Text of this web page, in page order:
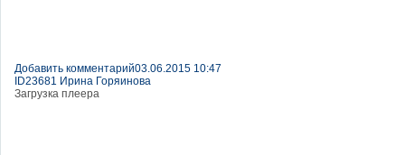
Добавить комментарий03.06.2015 10:47
ID23681 Ирина Горяинова
Загрузка плеера